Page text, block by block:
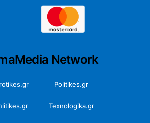
Network
Politikes.gr
Texnologika.gr